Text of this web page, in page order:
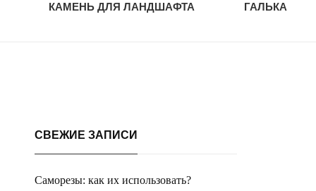
КАМЕНЬ ДЛЯ ЛАНДШАФТА ГАЛЬКА
СВЕЖИЕ ЗАПИСИ
Саморезы: как их использовать?